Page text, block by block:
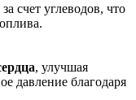
за счет углеводов, что
, улучшая
давление благодаря